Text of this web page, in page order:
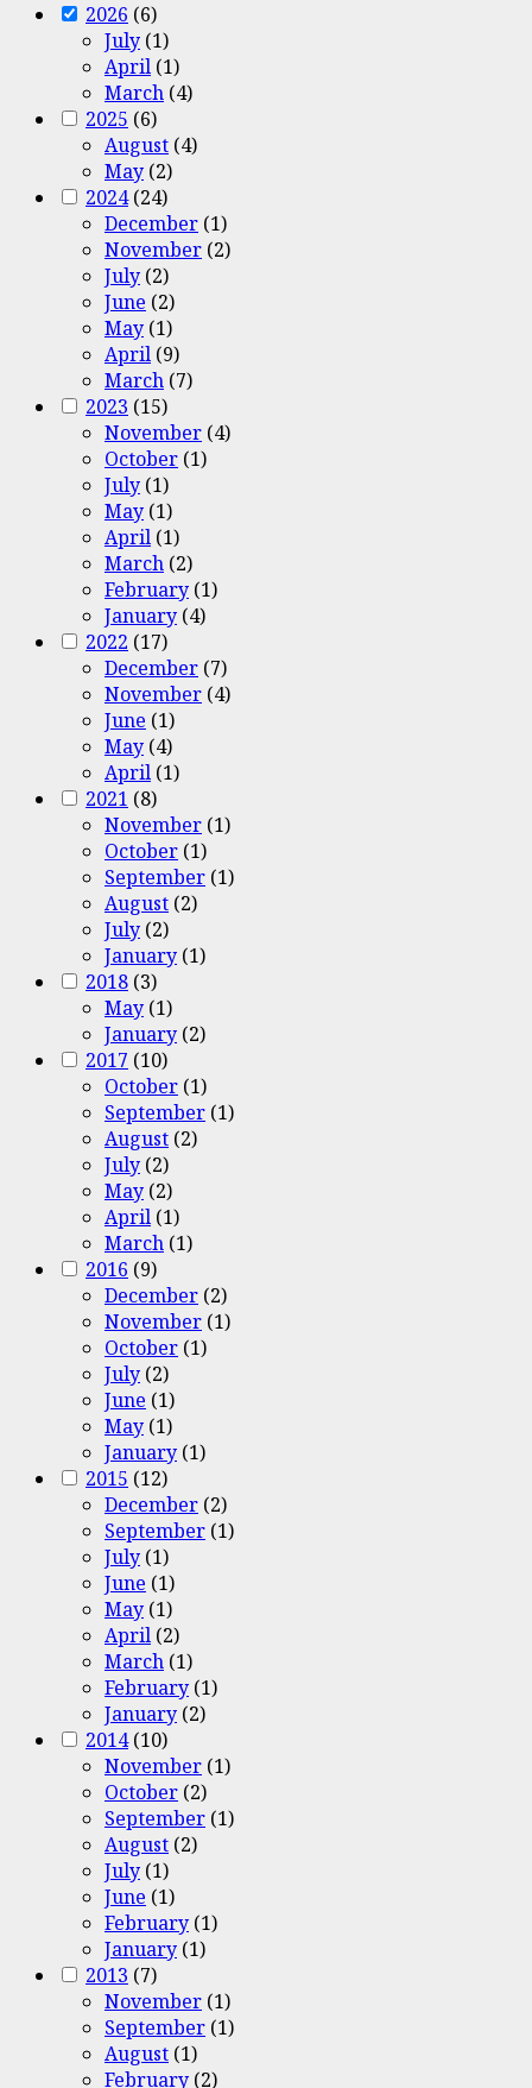
2026 (6)
July (1)
April (1)
March (4)
2025 (6)
August (4)
May (2)
2024(24)
December (1)
November (2)
July (2)
June (2)
May (1)
April (9)
March (7)
2023 (15)
November (4)
October (1)
July (1)
May (1)
April (1)
March (2)
February (1)
January (4)
2022 (17)
December (7)
November (4)
June (1)
May (4)
April (1)
2021 (8)
November (1)
October (1)
September (1)
August (2)
July (2)
January (1)
2018 (3)
May (1)
January (2)
2017 (10)
October (1)
September (1)
August (2)
July (2)
May (2)
April (1)
March (1)
2016 (9)
December (2)
November (1)
October (1)
July (2)
June (1)
May (1)
January (1)
2015 (12)
December (2)
September (1)
July (1)
June (1)
May (1)
April (2)
March (1)
February (1)
January (2)
2014(10)
November (1)
October (2)
September (1)
August (2)
July (1)
June (1)
February (1)
January (1)
2013 (7)
November (1)
September (1)
August (1)
February (2)